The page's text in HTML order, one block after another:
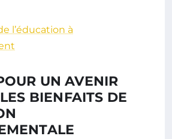
l’éducation à
UN AVENIR
BIENFAITS DE